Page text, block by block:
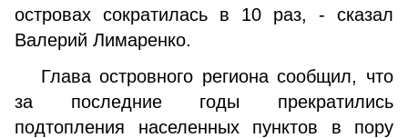
островах сократилась в 10 раз, - сказал
Валерий Лимаренко.
Глава островного региона сообщил, что
за последние годы прекратились
подтопления населенных пунктов в пору